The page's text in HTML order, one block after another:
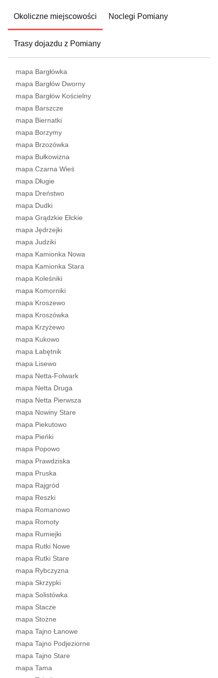
Okoliczne miejscowości Noclegi Pomiany
Trasy dojazdu z Pomiany
mapa Bargłówka
mapa Bargłów Dworny
mapa Bargłów Kościelny
mapa Barszcze
mapa Biernatki
mapa Borzymy
mapa Brzozówka
mapa Bułkowizna
mapa Czarna Wieś
mapa Długie
mapa Dreństwo
mapa Dudki
mapa Grądzkie Ełckie
mapa Jędrzejki
mapa Judziki
mapa Kamionka Nowa
mapa Kamionka Stara
mapa Koleśniki
mapa Komorniki
mapa Kroszewo
mapa Kroszówka
mapa Krzyżewo
mapa Kukowo
mapa Łabętnik
mapa Lisewo
mapa Netta-Folwark
mapa Netta Druga
mapa Netta Pierwsza
mapa Nowiny Stare
mapa Piekutowo
mapa Pieńki
mapa Popowo
mapa Prawdziska
mapa Pruska
mapa Rajgród
mapa Reszki
mapa Romanowo
mapa Romoty
mapa Rumiejki
mapa Rutki Nowe
mapa Rutki Stare
mapa Rybczyzna
mapa Skrzypki
mapa Solistówka
mapa Stacze
mapa Stożne
mapa Tajno Łanowe
mapa Tajno Podjeziorne
mapa Tajno Stare
mapa Tama